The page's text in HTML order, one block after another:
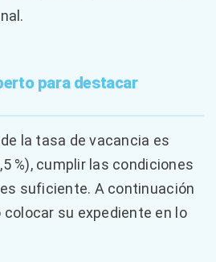
para destacar
la tasa de vacancia es
%), cumplir las condiciones
suficiente. A continuación
colocar su expediente en lo